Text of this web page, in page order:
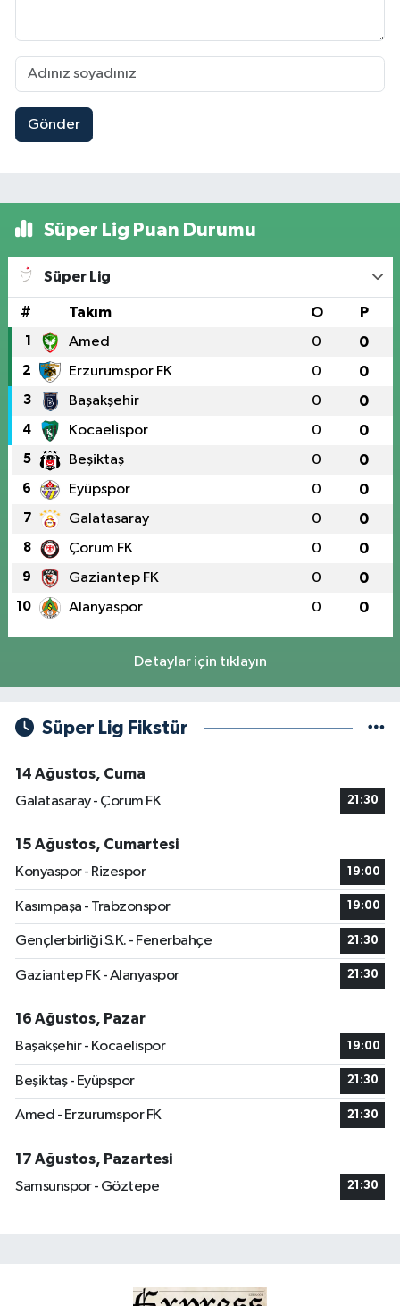
Gönder
Süper Lig Puan Durumu
Süper Lig
# Takım O P
1 Amed 0 0
2 Erzurumspor FK 0 0
3 Başakşehir 0 0
4 Kocaelispor 0 0
5 Beşiktaş 0 0
6 Eyüpspor 0 0
7 Galatasaray 0 0
8 Çorum FK 0 0
9 Gaziantep FK 0 0
10 Alanyaspor 0 0
Detaylar için tıklayın
Süper Lig Fikstür
14 Ağustos, Cuma
Galatasaray - Çorum FK
21:30
15 Ağustos, Cumartesi
Konyaspor - Rizespor
19:00
Kasımpaşa - Trabzonspor 19:00
Gençlerbirliği S.K. - Fenerbahçe 21:30
Gaziantep FK - Alanyaspor 21:30
16 Ağustos, Pazar
Başakşehir - Kocaelispor
19:00
Beşiktaş - Eyüpspor 21:30
Amed - Erzurumspor FK 21:30
17 Ağustos, Pazartesi
Samsunspor - Göztepe
21:30